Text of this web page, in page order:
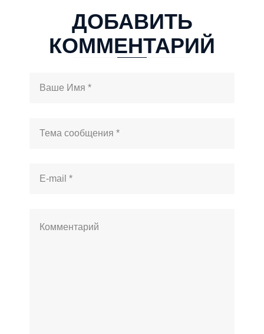
ДОБАВИТЬ
КОММЕНТАРИЙ